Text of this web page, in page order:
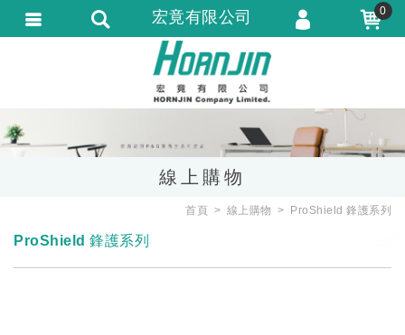
線上購物
首頁 線上購物 ProShield 鋒護系列
ProShield 鋒護系列
宏竟有限公司 0
會員登入
會員註冊
訂單查詢
匯款通知